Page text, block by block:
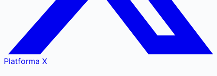
Platforma X